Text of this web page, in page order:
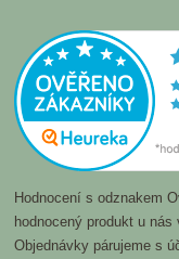
Hodnocení s odznakem
hodnocený produkt u nás
Objednávky párujeme s